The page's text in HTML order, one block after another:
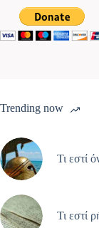
Trending now
Τι εστί
Τι εστί